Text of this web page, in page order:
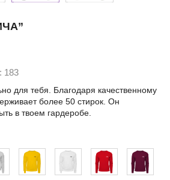
183
для тебя. Благодаря качественному
более 50 стирок. Он
в твоем гардеробе.